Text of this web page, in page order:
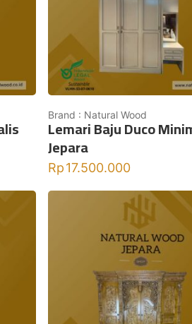
Brand : Natural Wood
Lemari Baju Duco
Jepara
Rp17.500.000